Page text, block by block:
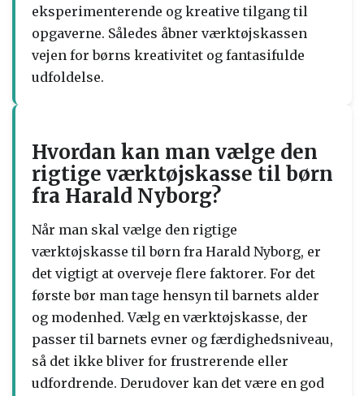
eksperimenterende og kreative tilgang til
opgaverne. Således åbner værktøjskassen
vejen for børns kreativitet og fantasifulde
udfoldelse.
Hvordan kan man vælge den
rigtige værktøjskasse til børn
fra Harald Nyborg?
Når man skal vælge den rigtige
værktøjskasse til børn fra Harald Nyborg, er
det vigtigt at overveje flere faktorer. For det
første bør man tage hensyn til barnets alder
og modenhed. Vælg en værktøjskasse, der
passer til barnets evner og færdighedsniveau,
så det ikke bliver for frustrerende eller
udfordrende. Derudover kan det være en god